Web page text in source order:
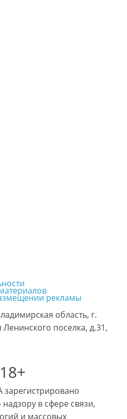
рекламы
область, г.
поселка, д.31,
18+
зарегистрировано
в сфере связи,
и массовых